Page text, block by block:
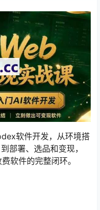
软件开发，从环境搭
部署、选品和变现，
软件的完整闭环。